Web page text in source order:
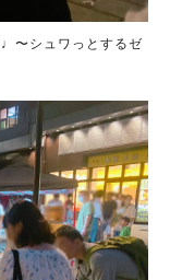
〜シュワっとするゼ